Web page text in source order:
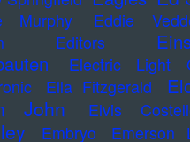
Murphy Eddie
Editors
Electric Light
Ella Fitzgerald
John Elvis
Embryo
Emerson